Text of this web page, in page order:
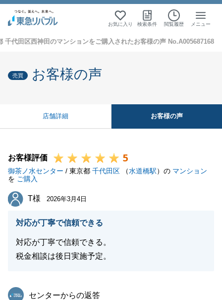
お気に入り 検索条件 閲覧履歴 メニュー
千代田区西神田のマンションをご購入されたお客様の声 No.A005687168
売買 お客様の声
店舗詳細 お客様の声
お客様評価 5
御茶ノ水センター / 東京都 千代田区 （水道橋駅）の マンション
を ご購入
T様
T様 2026年3月4日
対応が丁寧で信頼できる
対応が丁寧で信頼できる。
税金相談は後日実施予定。
東急リバブル
センターからの返答